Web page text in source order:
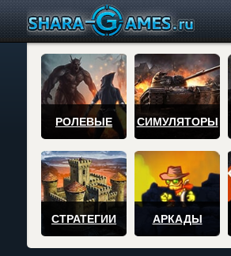
РОЛЕВЫЕ СИМУЛЯТОРЫ
СТРАТЕГИИ АРКАДЫ